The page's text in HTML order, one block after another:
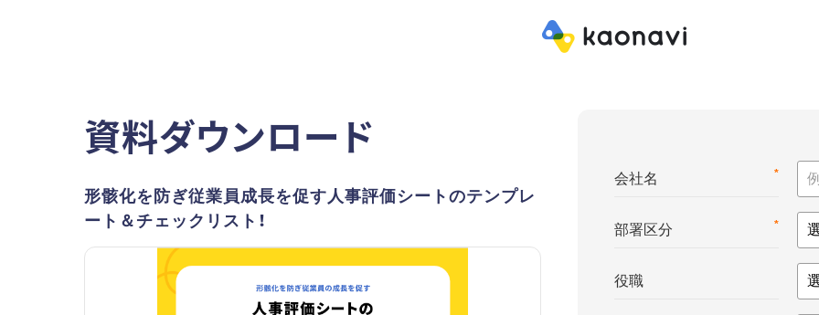
資料ダウンロード
形骸化を防ぎ従業員成長を促す人事評価シートのテンプレ
ート＆チェックリスト！
*
会社名
*
部署区分
役職